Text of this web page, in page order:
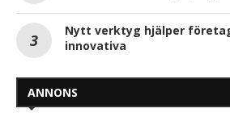
Nytt verktyg hjälper
innovativa
ANNONS